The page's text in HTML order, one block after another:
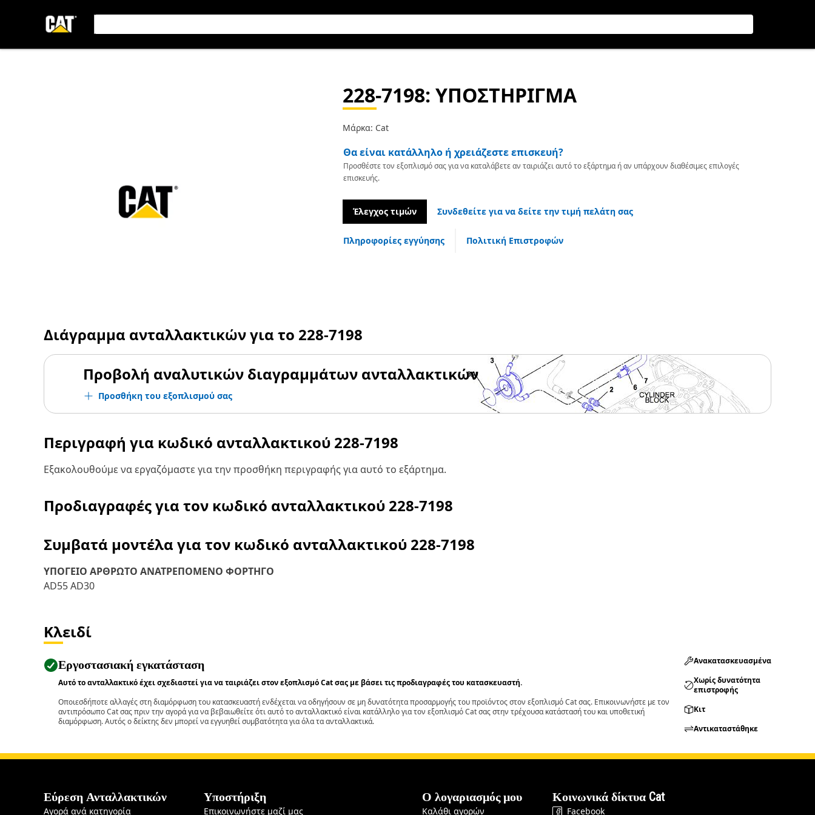
228-7198: ΥΠΟΣΤΗΡΙΓΜΑ
Μάρκα: Cat
Θα είναι κατάλληλο ή χρειάζεστε επισκευή?
Προσθέστε τον εξοπλισμό σας για να καταλάβετε αν ταιριάζει αυτό το εξάρτημα ή αν υπάρχουν διαθέσιμες επιλογές
επισκευής.
Έλεγχος τιμών Συνδεθείτε για να δείτε την τιμή πελάτη σας
Πληροφορίες εγγύησης Πολιτική Επιστροφών
Διάγραμμα ανταλλακτικών για το 228-7198
Προβολή αναλυτικών διαγραμμάτων ανταλλακτικών
Προσθήκη του εξοπλισμού σας
Περιγραφή για κωδικό ανταλλακτικού 228-7198
Εξακολουθούμε να εργαζόμαστε για την προσθήκη περιγραφής για αυτό το εξάρτημα.
Προδιαγραφές για τον κωδικό ανταλλακτικού 228-7198
Συμβατά μοντέλα για τον κωδικό ανταλλακτικού 228-7198
ΥΠΟΓΕΙΟ ΑΡΘΡΩΤΟ ΑΝΑΤΡΕΠΟΜΕΝΟ ΦΟΡΤΗΓΟ
AD55 AD30
Κλειδί
Εργοστασιακή εγκατάσταση
Αυτό το ανταλλακτικό έχει σχεδιαστεί για να ταιριάζει στον εξοπλισμό Cat σας με βάσει τις προδιαγραφές του κατασκευαστή.
Οποιεσδήποτε αλλαγές στη διαμόρφωση του κατασκευαστή ενδέχεται να οδηγήσουν σε μη δυνατότητα προσαρμογής του προϊόντος στον εξοπλισμό Cat σας. Επικοινωνήστε με τον
αντιπρόσωπο Cat σας πριν την αγορά για να βεβαιωθείτε ότι αυτό το ανταλλακτικό είναι κατάλληλο για τον εξοπλισμό Cat σας στην τρέχουσα κατάστασή του και υποθετική
διαμόρφωση. Αυτός ο δείκτης δεν μπορεί να εγγυηθεί συμβατότητα για όλα τα ανταλλακτικά.
Ανακατασκευασμένα
Χωρίς δυνατότητα
επιστροφής
Κιτ
Αντικαταστάθηκε
Εύρεση Ανταλλακτικών
Αγορά ανά κατηγορία
Υποστήριξη
Επικοινωνήστε μαζί μας
Ο λογαριασμός μου
Καλάθι αγορών
Κοινωνικά δίκτυα Cat
Facebook